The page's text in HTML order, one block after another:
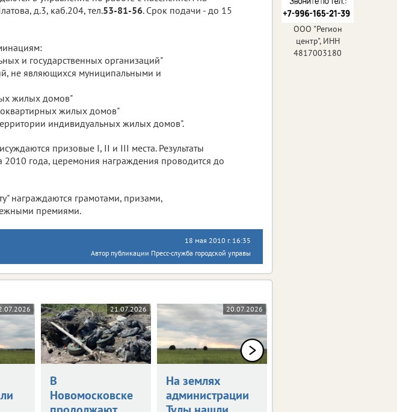
д.3, каб.204, тел.53-81-56. Срок подачи - до 15
и государственных организаций"
не являющихся муниципальными и
жилых домов"
жилых домов"
индивидуальных жилых домов".
призовые I, II и III места. Результаты
2010 года, церемония награждения проводится до
награждаются грамотами, призами,
премиями.
18 мая 2010 г. 16:35
Автор публикации Пресс-служба городской управы
21.07.2026
В
Новомосковске
20.07.2026
На землях
администрации
ООО "Регион
центр", ИНН
4817003180